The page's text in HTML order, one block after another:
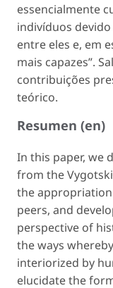
essencialmente
indivíduos
entre eles e, em
mais capazes”.
contribuições
teórico.
Resumen (en)
In this paper, we
from the
the
peers, and
perspective of
the ways
interiorized by
elucidate the